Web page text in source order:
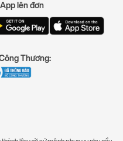
lên đơn
Thương: